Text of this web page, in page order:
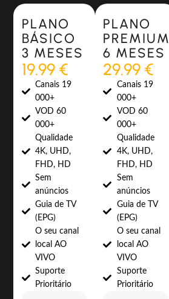
Most Popular
PLANO
BÁSICO
3 MESES
19.99 €
Canais 19
000+
VOD 60
000+
Qualidade
4K, UHD,
FHD, HD
Sem
anúncios
Guia de TV
(EPG)
O seu canal
local AO
VIVO
Suporte
Prioritário
Most Popular
PLANO
PREMIUM
6 MESES
29.99 €
Canais 19
000+
VOD 60
000+
Qualidade
4K, UHD,
FHD, HD
Sem
anúncios
Guia de TV
(EPG)
O seu canal
local AO
VIVO
Suporte
Prioritário